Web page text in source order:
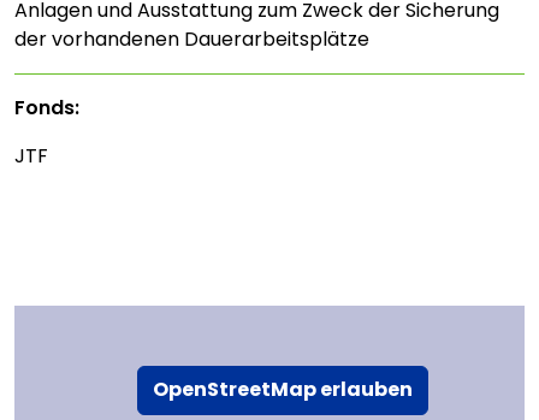
OpenStreetMap erlauben
Anlagen und Ausstattung zum Zweck der Sicherung
der vorhandenen Dauerarbeitsplätze
Fonds:
JTF